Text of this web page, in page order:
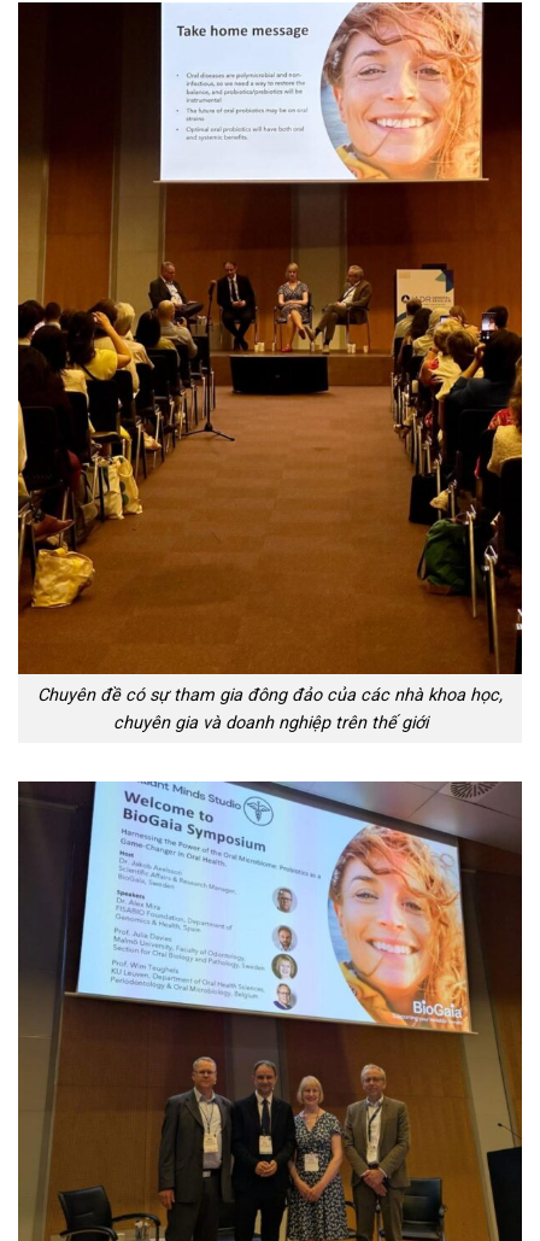
Chuyên đề có sự tham gia đông đảo của các nhà khoa học,
chuyên gia và doanh nghiệp trên thế giới